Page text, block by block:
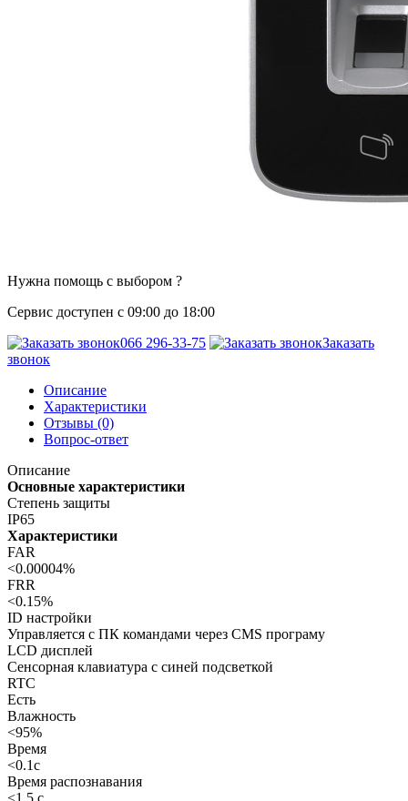
Нужна помощь с выбором ?
Сервис доступен с 09:00 до 18:00
066 296-33-75
Заказать
звонок
Описание
Характеристики
Отзывы (0)
Вопрос-ответ
Описание
Основные характеристики
Степень защиты
IP65
Характеристики
FAR
<0.00004%
FRR
<0.15%
ID настройки
Управляется с ПК командами через CMS програму
LCD дисплей
Сенсорная клавиатура с синей подсветкой
RTC
Есть
Влажность
<95%
Время
<0.1с
Время распознавания
<1.5 c